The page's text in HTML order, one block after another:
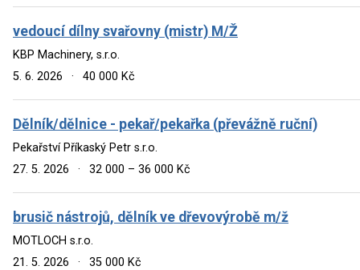
vedoucí dílny svařovny (mistr) M/Ž
KBP Machinery, s.r.o.
5. 6. 2026
· 40 000 Kč
Dělník/dělnice - pekař/pekařka (převážně ruční)
Pekařství Příkaský Petr s.r.o.
27. 5. 2026
· 32 000 – 36 000 Kč
brusič nástrojů, dělník ve dřevovýrobě m/ž
MOTLOCH s.r.o.
21. 5. 2026
· 35 000 Kč